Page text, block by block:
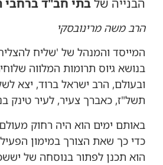
הבנייה שלבתי חב"ד ברחבי
הרב משה מרינובסקי
המייסד והמנהל של 'שליח
בנושא גיוס תרומות המלווה
ובעולם, הרב ישראל ברוד, יצא
תשל"ז, כאברך צעיר, לעיר טינק
באותם ימים הוא היה רחוק
כדי כך שאת הצורך במימון
הוא תכנן לפתור בנוסחה של